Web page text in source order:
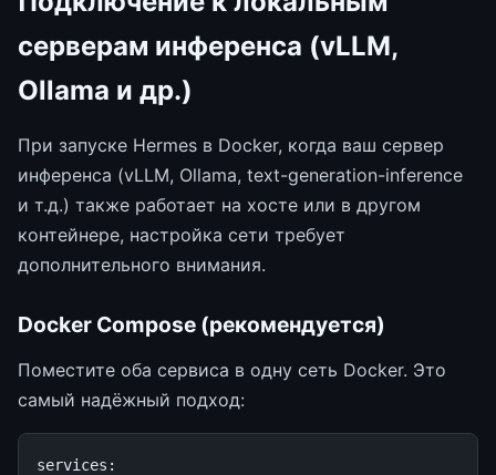
серверам инференса (vLLM,
Ollama и др.)
При запуске Hermes в Docker, когда ваш сервер
инференса (vLLM, Ollama, text-generation-inference
и т.д.) также работает на хосте или в другом
контейнере, настройка сети требует
дополнительного внимания.
Docker Compose (рекомендуется)
Поместите оба сервиса в одну сеть Docker. Это
самый надёжный подход:
services :